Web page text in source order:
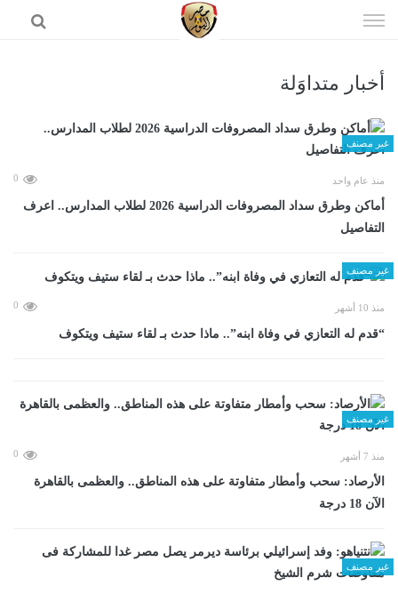
الى
أخبار متداوَلة
غير مصنف
منذ عام واحد 0
أماكن وطرق سداد المصروفات الدراسية 2026 لطلاب المدارس.. اعرف
التفاصيل
غير مصنف
منذ 10 أشهر 0
“قدم له التعازي في وفاة ابنه”.. ماذا حدث بـ لقاء ستيف ويتكوف
غير مصنف
منذ 7 أشهر 0
الأرصاد: سحب وأمطار متفاوتة على هذه المناطق.. والعظمى بالقاهرة
الآن 18 درجة
غير مصنف